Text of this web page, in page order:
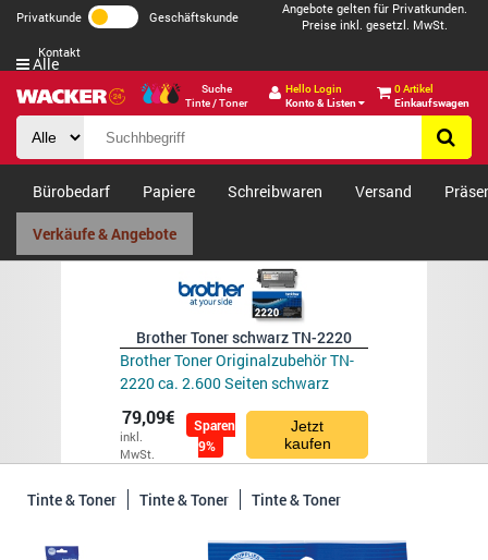
Privatkunde Geschäftskunde
Angebote gelten für Privatkunden.
Preise inkl. gesetzl. MwSt.
Kontakt
Suche
Tinte / Toner
Hello Login
Konto & Listen
0 Artikel
Einkaufswagen
Alle
Bürobedarf Papiere Schreibwaren Versand
Verkäufe & Angebote
Brother Toner schwarz TN-2220
Brother Toner Originalzubehör TN-
2220 ca. 2.600 Seiten schwarz
79,09€
inkl.
MwSt.
Sparen
9%
Jetzt
kaufen
Tinte & Toner Tinte & Toner Tinte & Toner